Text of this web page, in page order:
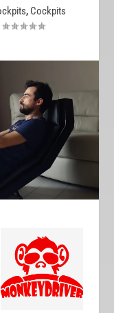
, Cockpits